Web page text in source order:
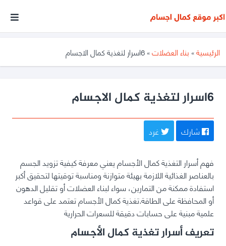
موقع
متخصص
فى
كمال
الأجسام
الرئيسية» بناء العضلات»6اسرار لتغذية كمال الاجسام
6اسرار لتغذية كمال الاجسام
شارك
غرد
فهم أسرار التغذية كمال الأجسام يعني معرفة كيفية تزويد الجسم
بالعناصر الغذائية اللازمة بهيئة متوازنة ومناسبة توقيتها لتحقيق أكبر
استفادة ممكنة من التمارين، سواء لبناء العضلات أو تقليل الدهون
أو المحافظة على الطاقة.تغذية كمال الأجسام تعتمد على قواعد
علمية مبنية على حسابات دقيقة للسعرات الحرارية
تعريف أسرار تغذية كمال الأجسام